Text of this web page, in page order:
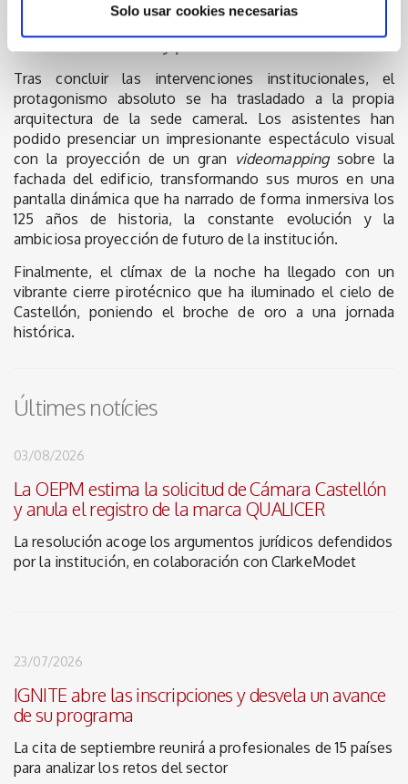
Solo usar cookies necesarias
Broche de oro visual y pirotécnico
Tras concluir las intervenciones institucionales, el
protagonismo absoluto se ha trasladado a la propia
arquitectura de la sede cameral. Los asistentes han
podido presenciar un impresionante espectáculo visual
con la proyección de un gran videomappingsobre la
fachada del edificio, transformando sus muros en una
pantalla dinámica que ha narrado de forma inmersiva los
125 años de historia, la constante evolución y la
ambiciosa proyección de futuro de la institución.
Finalmente, el clímax de la noche ha llegado con un
vibrante cierre pirotécnico que ha iluminado el cielo de
Castellón, poniendo el broche de oro a una jornada
histórica.
Últimes notícies
03/08/2026
La OEPM estima la solicitud de Cámara Castellón
y anula el registro de la marca QUALICER
La resolución acoge los argumentos jurídicos defendidos
por la institución, en colaboración con ClarkeModet
23/07/2026
IGNITE abre las inscripciones y desvela un avance
de su programa
La cita de septiembre reunirá a profesionales de 15 países
para analizar los retos del sector